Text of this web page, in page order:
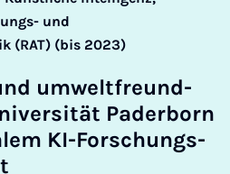
und
(RAT) (bis 2023)
um­welt­freund­
Pa­der­born
KI-For­schungs­